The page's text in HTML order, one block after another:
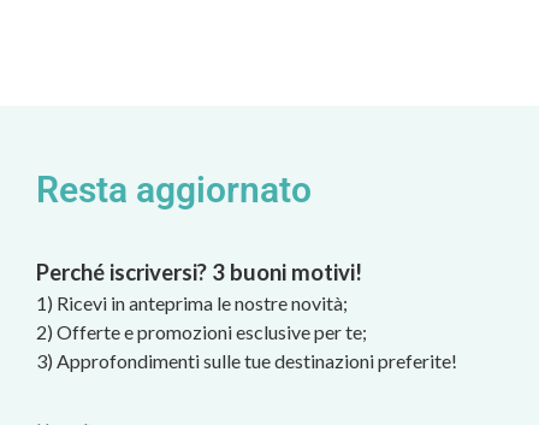
Resta aggiornato
Perché iscriversi? 3 buoni motivi!
1) Ricevi in anteprima le nostre novità;
2) Offerte e promozioni esclusive per te;
3) Approfondimenti sulle tue destinazioni preferite!